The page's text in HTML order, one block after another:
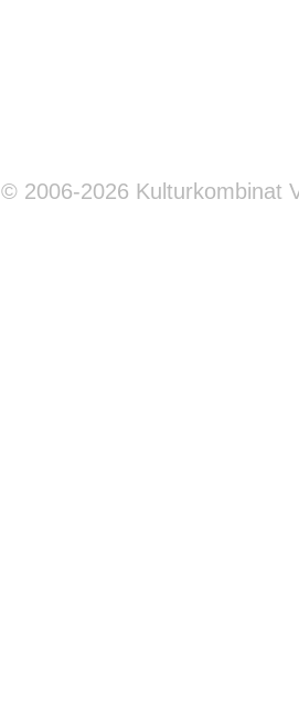
© 2006-2026